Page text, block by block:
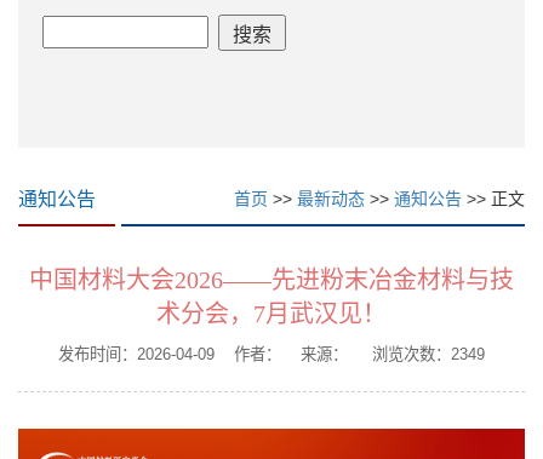
通知公告 首页 >> 最新动态 >> 通知公告 >> 正文
中国材料大会2026——先进粉末冶金材料与技
术分会，7月武汉见！
发布时间：2026-04-09 作者： 来源： 浏览次数： 2349